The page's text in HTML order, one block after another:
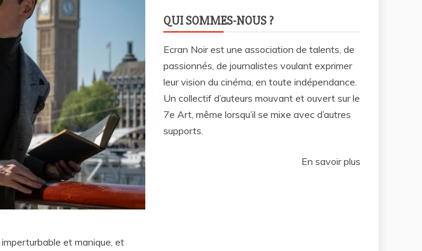
imperturbable et manique, et
QUI SOMMES-NOUS ?
Ecran Noir est une association de talents, de
passionnés, de journalistes voulant exprimer
leur vision du cinéma, en toute indépendance.
Un collectif d’auteurs mouvant et ouvert sur le
7e Art, même lorsqu’il se mixe avec d’autres
supports.
En savoir plus